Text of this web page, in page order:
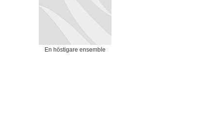
En höstigare ensemble